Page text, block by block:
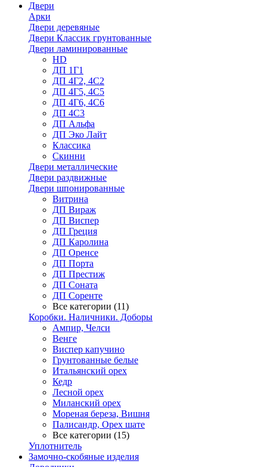
Двери
Арки
Двери деревяные
Двери Классик грунтованные
Двери ламинированные
HD
ДП 1Г1
ДП 4Г2, 4С2
ДП 4Г5, 4С5
ДП 4Г6, 4С6
ДП 4С3
ДП Альфа
ДП Эко Лайт
Классика
Скинни
Двери металлические
Двери раздвижные
Двери шпонированные
Витрина
ДП Вираж
ДП Виспер
ДП Греция
ДП Каролина
ДП Оренсе
ДП Порта
ДП Престиж
ДП Соната
ДП Соренте
Все категории (11)
Коробки. Наличники. Доборы
Ампир, Челси
Венге
Виспер капучино
Грунтованные белые
Итальянский орех
Кедр
Лесной орех
Миланский орех
Мореная береза, Вишня
Палисандр, Орех шате
Все категории (15)
Уплотнитель
Замочно-скобяные изделия